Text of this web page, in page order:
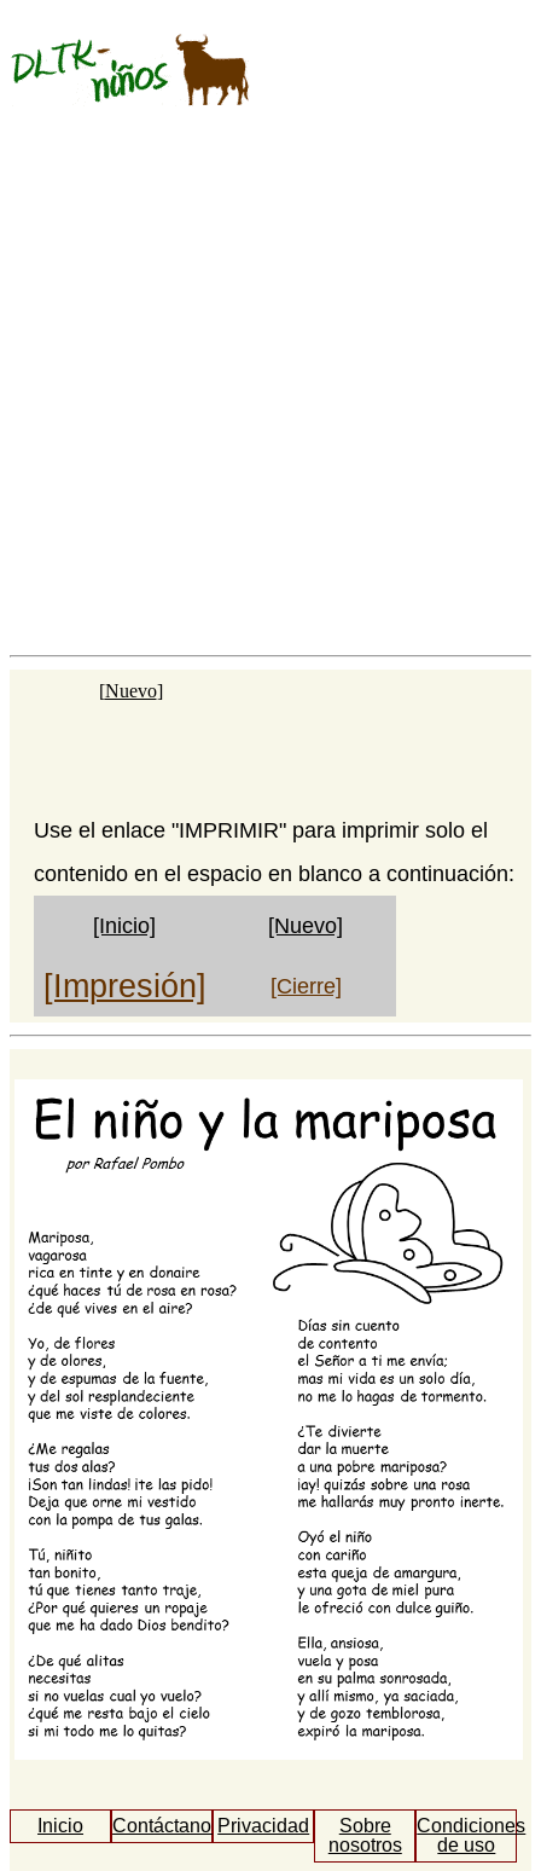
[Nuevo]
Use el enlace "IMPRIMIR" para imprimir solo el
contenido en el espacio en blanco a continuación:
[Inicio] [Nuevo]
[Impresión] [Cierre]
Inicio ContáctanosPrivacidad
Sobre
nosotros
Condiciones
de uso